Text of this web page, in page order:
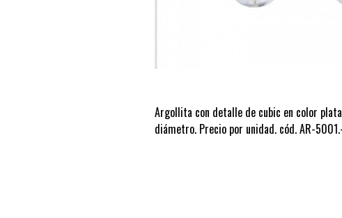
Argollita con detalle de cubic en color
diámetro. Precio por unidad. cód. AR-